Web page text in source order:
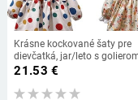
Krásne kockované šaty pre
dievčatká, jar/leto s
Pan, dúhové bodkované
volánikovým županom a
21.53 €